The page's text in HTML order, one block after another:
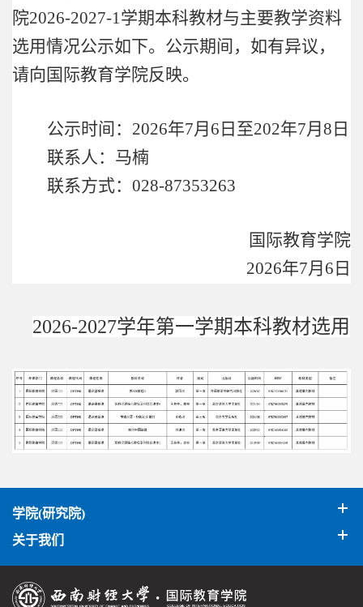
院2026-2027-1学期本科教材与主要教学资料
选用情况公示如下。公示期间，如有异议，
请向国际教育学院反映。
公示时间： 2026年7月 6 日至202年7月 8 日
联系人：马楠
联系方式： 028-87353263
国际教育学院
2026年7月 6 日
2026-2027学年第一学期本科教材选用
学院(研究院)
关于我们